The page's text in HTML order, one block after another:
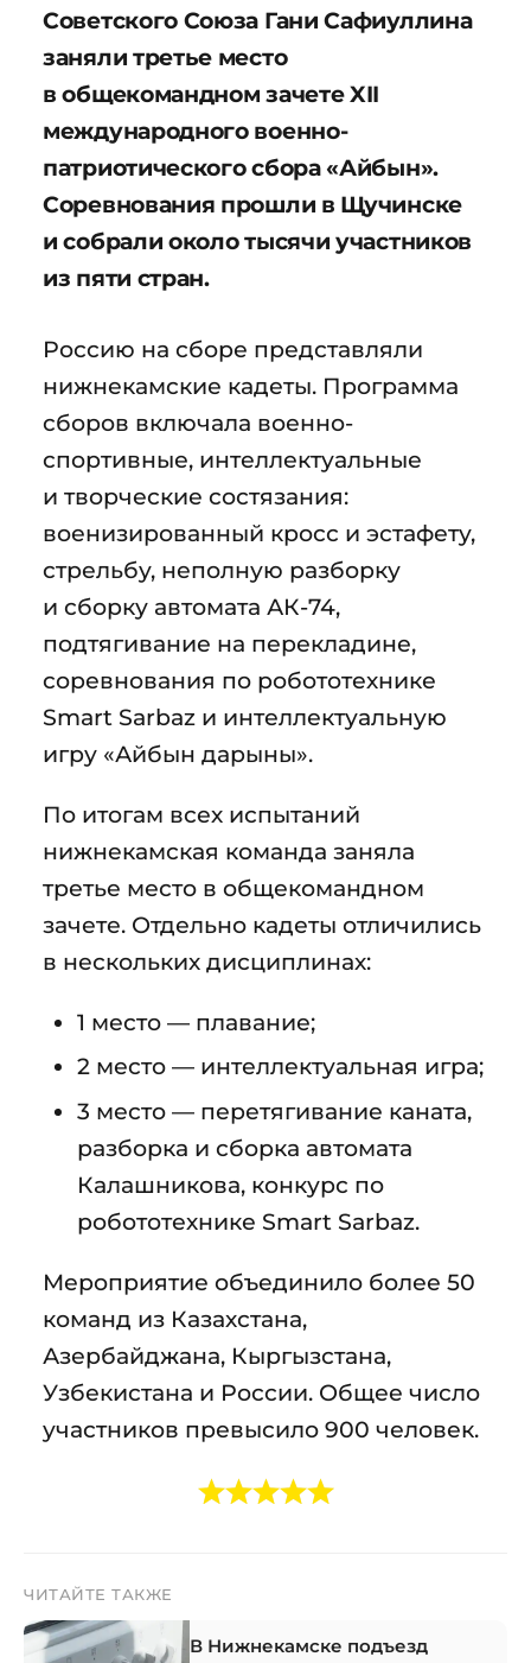
Советского Союза Гани Сафиуллина
заняли третье место
в общекомандном зачете XII
международного военно-
патриотического сбора «Айбын».
Соревнования прошли в Щучинске
и собрали около тысячи участников
из пяти стран.
Россию на сборе представляли
нижнекамские кадеты. Программа
сборов включала военно-
спортивные, интеллектуальные
и творческие состязания:
военизированный кросс и эстафету,
стрельбу, неполную разборку
и сборку автомата АК-74,
подтягивание на перекладине,
соревнования по робототехнике
Smart Sarbaz и интеллектуальную
игру «Айбын дарыны».
По итогам всех испытаний
нижнекамская команда заняла
третье место в общекомандном
зачете. Отдельно кадеты отличились
в нескольких дисциплинах:
1 место — плавание;
2 место — интеллектуальная игра;
3 место — перетягивание каната,
разборка и сборка автомата
Калашникова, конкурс по
робототехнике Smart Sarbaz.
Мероприятие объединило более 50
команд из Казахстана,
Азербайджана, Кыргызстана,
Узбекистана и России. Общее число
участников превысило 900 человек.
ЧИТАЙТЕ ТАКЖЕ
В Нижнекамске подъезд